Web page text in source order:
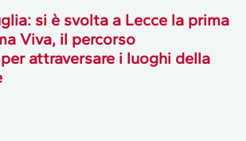
si è svolta a Lecce la prima
Viva, il percorso
attraversare i luoghi della